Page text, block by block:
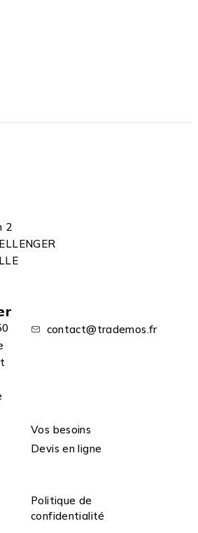
2
contact@trademos.fr
Vos besoins
Devis en ligne
Politique de
confidentialité